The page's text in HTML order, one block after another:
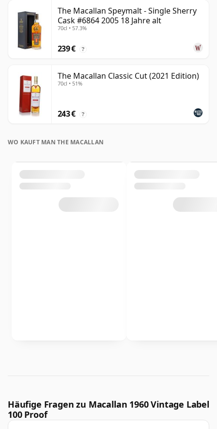
The Macallan Speymalt - Single Sherry
Cask #6864 2005 18 Jahre alt
70cl • 57.3%
239 € ?
The Macallan Classic Cut (2021 Edition)
70cl • 51%
243 € ?
WO KAUFT MAN THE MACALLAN
Häufige Fragen zu Macallan 1960 Vintage Label
100 Proof